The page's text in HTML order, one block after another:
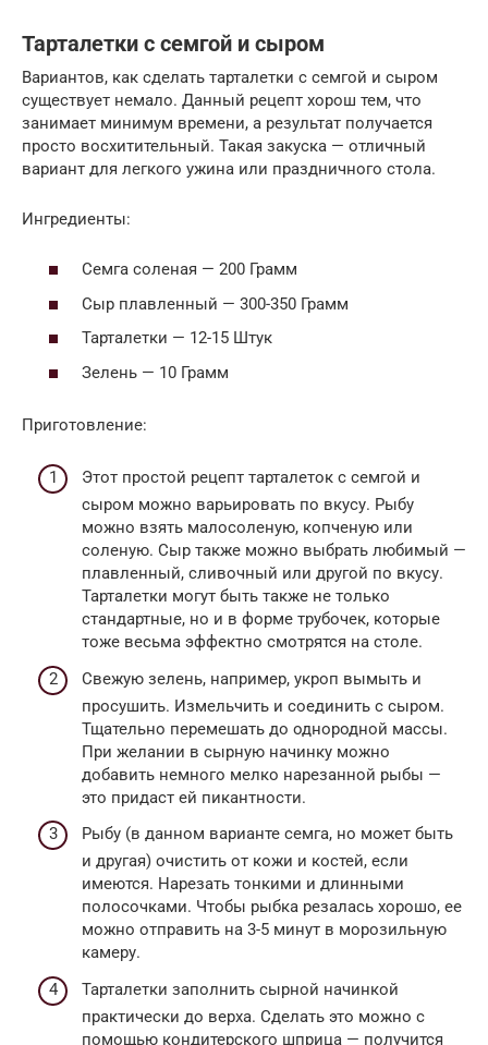
Тарталетки с семгой и сыром
Вариантов, как сделать тарталетки с семгой и сыром
существует немало. Данный рецепт хорош тем, что
занимает минимум времени, а результат получается
просто восхитительный. Такая закуска — отличный
вариант для легкого ужина или праздничного стола.
Ингредиенты:
Семга соленая — 200 Грамм
Сыр плавленный — 300-350 Грамм
Тарталетки — 12-15 Штук
Зелень — 10 Грамм
Приготовление:
Этот простой рецепт тарталеток с семгой и
сыром можно варьировать по вкусу. Рыбу
можно взять малосоленую, копченую или
соленую. Сыр также можно выбрать любимый —
плавленный, сливочный или другой по вкусу.
Тарталетки могут быть также не только
стандартные, но и в форме трубочек, которые
тоже весьма эффектно смотрятся на столе.
Свежую зелень, например, укроп вымыть и
просушить. Измельчить и соединить с сыром.
Тщательно перемешать до однородной массы.
При желании в сырную начинку можно
добавить немного мелко нарезанной рыбы —
это придаст ей пикантности.
Рыбу (в данном варианте семга, но может быть
и другая) очистить от кожи и костей, если
имеются. Нарезать тонкими и длинными
полосочками. Чтобы рыбка резалась хорошо, ее
можно отправить на 3-5 минут в морозильную
камеру.
Тарталетки заполнить сырной начинкой
практически до верха. Сделать это можно с
помощью кондитерского шприца — получится